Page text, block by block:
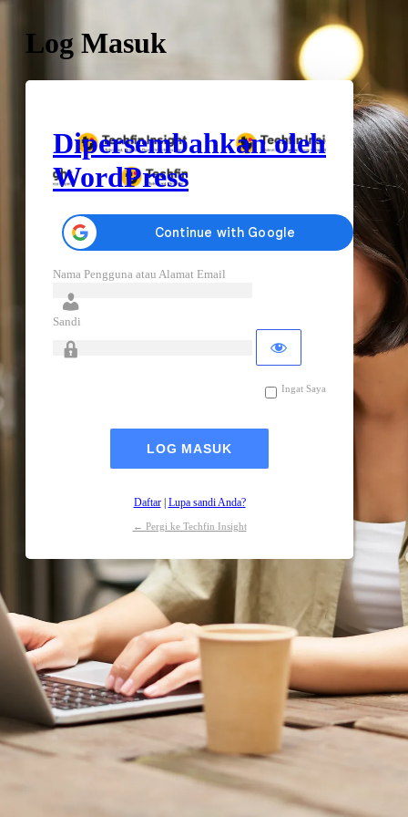
Log Masuk
Dipersembahkan oleh
WordPress
Nama Pengguna atau Alamat Email
Sandi
Ingat Saya
Daftar| Lupa sandi Anda?
← Pergi ke Techfin Insight